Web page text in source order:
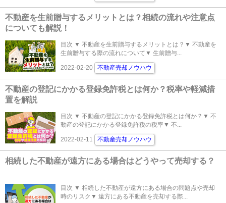
不動産を生前贈与するメリットとは？相続の流れや注意点
についても解説！
目次 ▼ 不動産を生前贈与するメリットとは？▼ 不動産を
生前贈与する際の流れについて▼ 生前贈与...
2022-02-20 不動産売却ノウハウ
不動産の登記にかかる登録免許税とは何か？税率や軽減措
置を解説
目次 ▼ 不動産の登記にかかる登録免許税とは何か？▼ 不
動産の登記にかかる登録免許税の税率▼ 不...
2022-02-11 不動産売却ノウハウ
相続した不動産が遠方にある場合はどうやって売却する？
目次 ▼ 相続した不動産が遠方にある場合の問題点や売却
時のリスク▼ 遠方にある不動産を売却する際...